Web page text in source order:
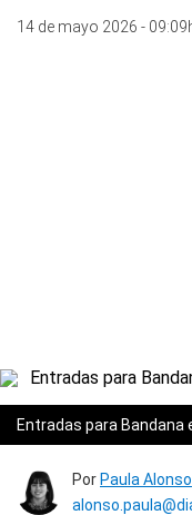
14 de mayo 2026 -
Entradas para
Por Paula Alonso